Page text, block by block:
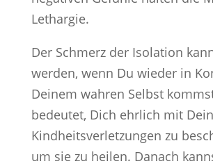
Lethargie.
Der Schmerz der Isolation
werden, wenn Du wieder in
Deinem wahren Selbst
bedeutet, Dich ehrlich mit
Kindheitsverletzungen zu
um sie zu heilen. Danach